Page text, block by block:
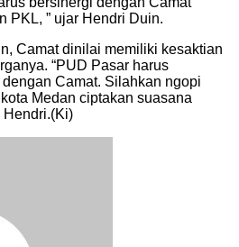
PKL, ” ujar Hendri Duin.
Camat dinilai memiliki kesaktian
“PUD Pasar harus
Camat. Silahkan ngopi
Medan ciptakan suasana
Hendri.(Ki)